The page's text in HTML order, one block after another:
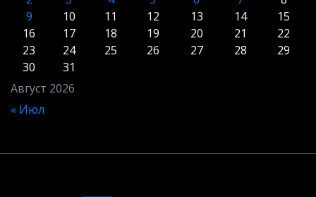
Август 2026
9
10 11 12 13 14
15
16
17 18 19 20 21
22
23
24 25 26 27 28
29
30
31
« Июл